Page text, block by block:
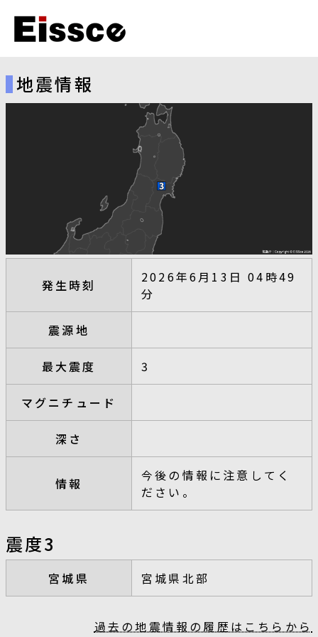
地震情報
発生時刻
2026年6月13日 04時49
分
震源地
最大震度 3
マグニチュード
深さ
情報
今後の情報に注意してく
ださい。
震度3
宮城県 宮城県北部
過去の地震情報の履歴はこちらから